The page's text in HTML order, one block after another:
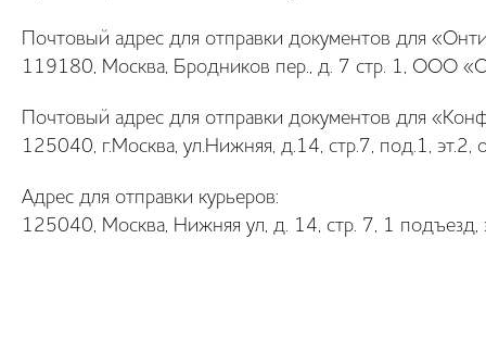
Почтовый адрес для отправки документов для
119180, Москва, Бродников пер., д. 7 стр. 1, ООО
Почтовый адрес для отправки документов для
125040, г.Москва, ул.Нижняя, д.14, стр.7, под.1,
Адрес для отправки курьеров:
125040, Москва, Нижняя ул, д. 14, стр. 7, 1